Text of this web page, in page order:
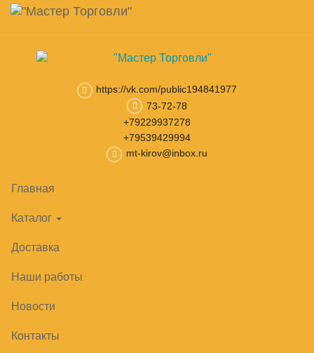
Skip
main
content
Навигация
https://vk.com/public194841977
73-72-78
+79229937278
+79539429994
mt-kirov@inbox.ru
Главная
Каталог
Доставка
Наши работы
Новости
Контакты
Корзина
товар(ов)
Витрины, Прилавки, Стеллажи